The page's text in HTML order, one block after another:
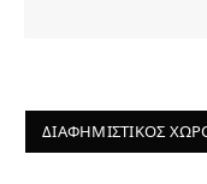
ΔΙΑΦΗΜΙΣΤΙΚΌΣ